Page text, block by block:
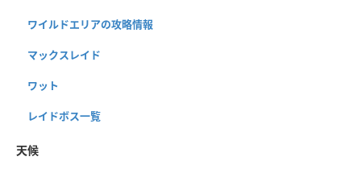
ワイルドエリアの攻略情報
マックスレイド
ワット
レイドボス一覧
天候